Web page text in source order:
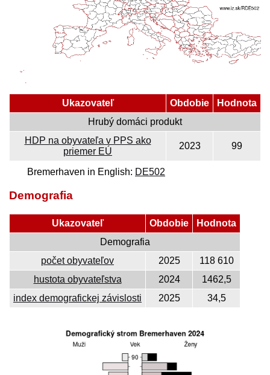
Ukazovateľ Obdobie
Hodnota
Hrubý domáci produkt
HDP na obyvateľa v PPS ako
priemer EÚ
2023 99
Bremerhaven in English: DE502
Demografia
Ukazovateľ Obdobie
Hodnota
Demografia
počet obyvateľov
2025
118 610
hustota obyvateľstva
2024
1462,5
index demografickej závislosti
2025 34,5